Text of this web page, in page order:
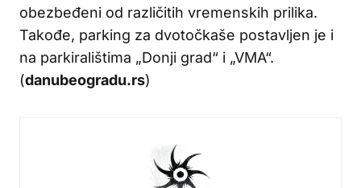
obezbeđeni od različitih vremenskih prilika.
Takođe, parking za dvotočkaše postavljen je i
na parkiralištima „Donji grad“ i „VMA“.
(danubeogradu.rs)